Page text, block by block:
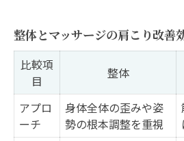
整体とマッサージの肩こり改善
比較項
目
整体
アプロ
ーチ
身体全体の歪みや姿
勢の根本調整を重視